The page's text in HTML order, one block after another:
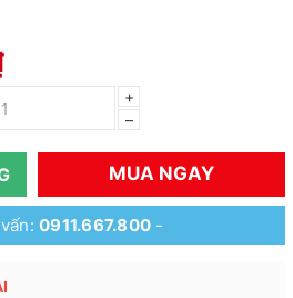
+
–
MUA NGAY
0911.667.800 -